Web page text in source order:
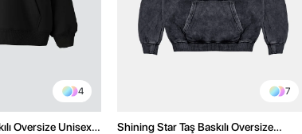
4
Oversize Unisex
7
Shining Star Taş Baskılı Oversize